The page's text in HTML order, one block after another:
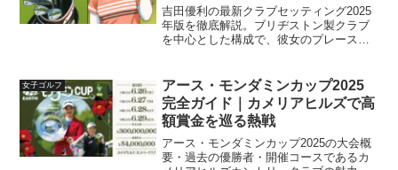
吉田優利の最新クラブセッティング2025
年版を徹底解説。ブリヂストン製クラブ
を中心とした構成で、彼女のプレースタ
女子ゴルフ
アース・モンダミンカップ2025
完全ガイド｜カメリアヒルズで高
額賞金を巡る熱戦
アース・モンダミンカップ2025の大会概
要・過去の優勝者・開催コースであるカ